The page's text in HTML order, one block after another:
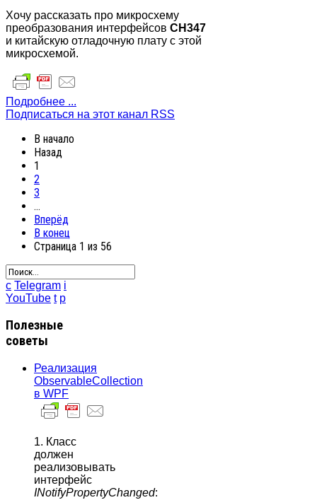
Хочу рассказать про микросхему
преобразования интерфейсов CH347
и китайскую отладочную плату с этой
микросхемой.
Подробнее ...
Подписаться на этот канал RSS
В начало
Назад
1
2
3
…
Вперёд
В конец
Страница 1 из 56
c Telegram i
YouTube t p
Полезные
советы
Реализация
ObservableCollection
в WPF
1. Класс
должен
реализовывать
интерфейс
INotifyPropertyChanged: